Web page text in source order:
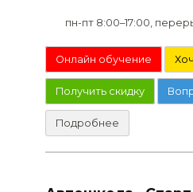
пн-пт 8:00–17:00,
Онлайн обучение
Получить скидку
Подробнее